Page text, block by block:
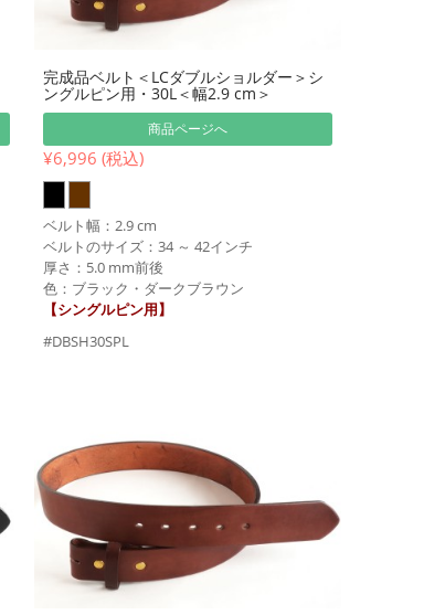
完成品ベルト＜LCダブルショルダー＞シ
ングルピン用・30L＜幅2.9 cm＞
商品ページへ
¥6,996 (税込)
ベルト幅：2.9 cm
ベルトのサイズ：34 ～ 42インチ
厚さ：5.0 mm前後
色：ブラック・ダークブラウン
【シングルピン用】
#DBSH30SPL